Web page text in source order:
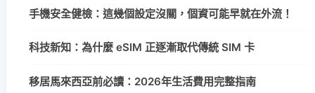
手機安全健檢：這幾個設定沒關，個資可能早就在外流！
科技新知：為什麼 eSIM 正逐漸取代傳統 SIM 卡
移居馬來西亞前必讀：2026年生活費用完整指南